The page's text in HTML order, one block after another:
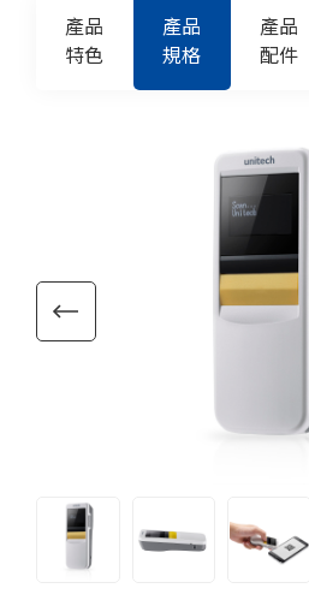
產品
特色
產品
規格
產品
配件